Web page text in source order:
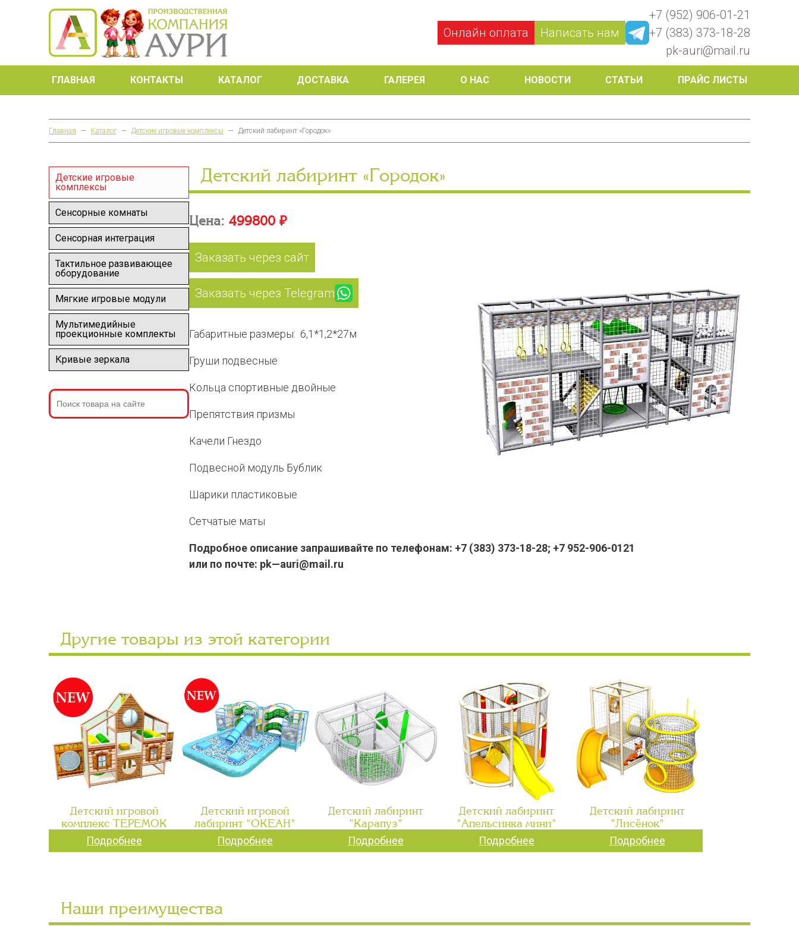
Онлайн оплата Написать нам
+7 (952) 906-01-21
+7 (383) 373-18-28
pk-auri@mail.ru
ГЛАВНАЯ КОНТАКТЫ КАТАЛОГ ДОСТАВКА ГАЛЕРЕЯ О НАС НОВОСТИ СТАТЬИ ПРАЙС ЛИСТЫ
Главная — Каталог — Детские игровые комплексы — Детский лабиринт «Городок»
Детские игровые
комплексы
Сенсорные комнаты
Сенсорная интеграция
Тактильное развивающее
оборудование
Мягкие игровые модули
Мультимедийные
проекционные комплекты
Кривые зеркала
Детский лабиринт «Городок»
Цена: 499800 ₽
Заказать через сайт
Заказать через Telegram
Габаритные размеры: 6,1*1,2*27м
Груши подвесные
Кольца спортивные двойные
Препятствия призмы
Качели Гнездо
Подвесной модуль Бублик
Шарики пластиковые
Сетчатые маты
Подробное описание запрашивайте по телефонам: +7 (383) 373-18-28; +7 952-906-0121
или по почте: pk—auri@mail.ru
Другие товары из этой категории
Детский игровой
комплекс ТЕРЕМОК
Подробнее
Детский игровой
лабиринт "ОКЕАН"
Подробнее
Детский лабиринт
"Карапуз"
Подробнее
Детский лабиринт
"Апельсинка мини"
Подробнее
Детский лабиринт
"Лисёнок"
Подробнее
Наши преимущества